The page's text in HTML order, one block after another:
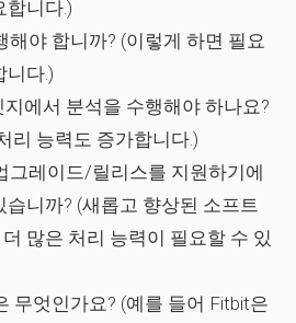
합니다.)
해야 합니까? (이렇게 하면 필요
니다.)
에서 분석을 수행해야 하나요?
리 능력도 증가합니다.)
그레이드/릴리스를 지원하기에
니까? (새롭고 향상된 소프트
많은 처리 능력이 필요할 수 있
무엇인가요? (예를 들어 Fitbit은